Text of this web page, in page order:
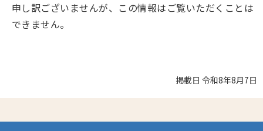
申し訳ございませんが、この情報はご覧いただくことは
できません。
掲載日 令和8年8月7日